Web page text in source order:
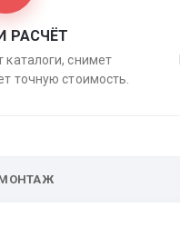
РАСЧЁТ
каталоги, снимет
точную стоимость.